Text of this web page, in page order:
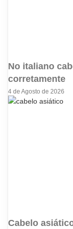
No italiano
corretamente
4 de Agosto de 2026
Cabelo